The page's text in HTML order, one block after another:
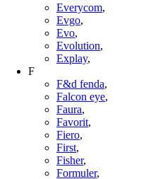
Everycom,
Evgo,
Evo,
Evolution,
Explay,
F
F&d fenda,
Falcon eye,
Faura,
Favorit,
Fiero,
First,
Fisher,
Formuler,